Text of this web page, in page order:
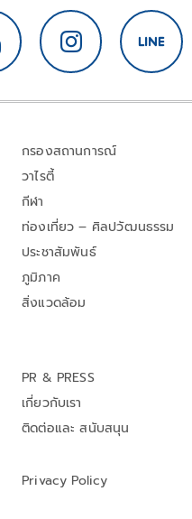
กรองสถานการณ์
วาไรตี้
กีฬา
ท่องเที่ยว – ศิลปวัฒนธรรม
ประชาสัมพันธ์
ภูมิภาค
สิ่งแวดล้อม
PR & PRESS
เกี่ยวกับเรา
ติดต่อและ สนับสนุน
Privacy Policy